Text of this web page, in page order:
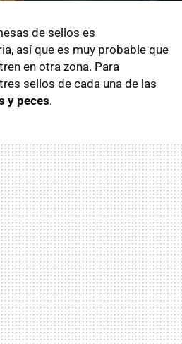
de sellos es
así que es muy probable que
en otra zona. Para
sellos de cada una de las
y peces.